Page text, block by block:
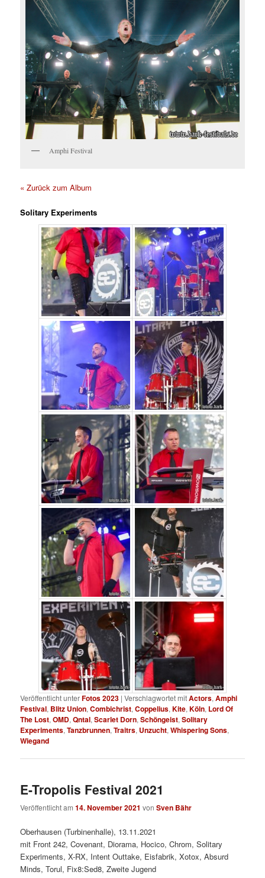
Amphi Festival
« Zurück zum Album
Solitary Experiments
Veröffentlicht unterFotos 2023 |Verschlagwortet mitActors,Amphi
Festival, Blitz Union,Combichrist,Coppelius,Kite,Köln, Lord Of
The Lost,OMD,Qntal,Scarlet Dorn,Schöngeist,Solitary
Experiments,Tanzbrunnen,Traitrs, Unzucht,Whispering Sons,
Wiegand
E-Tropolis Festival 2021
Veröffentlicht am14. November 2021 vonSven Bähr
Oberhausen (Turbinenhalle), 13.11.2021
mit Front 242, Covenant, Diorama, Hocico, Chrom, Solitary
Experiments, X-RX, Intent Outtake, Eisfabrik, Xotox, Absurd
Minds, Torul, Fix8:Sed8, Zweite Jugend